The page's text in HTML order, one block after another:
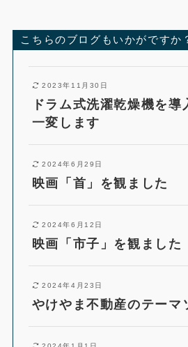
こちらのブログもいかがですか
2023年11月30日
ドラム式洗濯乾燥機を
一変します
2024年6月29日
映画「首」を観ました
2024年6月12日
映画「市子」を観ました
2024年4月23日
やけやま不動産のテーマ